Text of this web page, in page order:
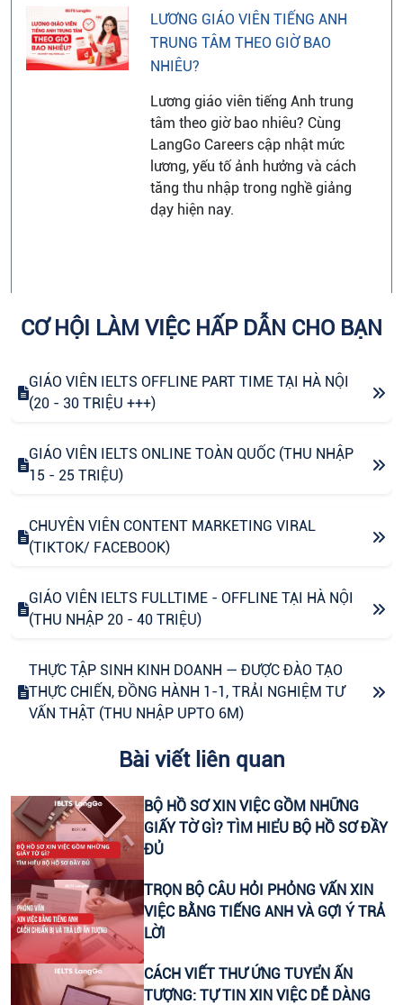
LƯƠNG GIÁO VIÊN TIẾNG ANH
TRUNG TÂM THEO GIỜ BAO
NHIÊU?
Lương giáo viên tiếng Anh trung
tâm theo giờ bao nhiêu? Cùng
LangGo Careers cập nhật mức
lương, yếu tố ảnh hưởng và cách
tăng thu nhập trong nghề giảng
dạy hiện nay.
CƠ HỘI LÀM VIỆC HẤP DẪN CHO BẠN
GIÁO VIÊN IELTS OFFLINE PART TIME TẠI HÀ NỘI
(20 - 30 TRIỆU +++)
GIÁO VIÊN IELTS ONLINE TOÀN QUỐC (THU NHẬP
15 - 25 TRIỆU)
CHUYÊN VIÊN CONTENT MARKETING VIRAL
(TIKTOK/ FACEBOOK)
GIÁO VIÊN IELTS FULLTIME - OFFLINE TẠI HÀ NỘI
(THU NHẬP 20 - 40 TRIỆU)
THỰC TẬP SINH KINH DOANH — ĐƯỢC ĐÀO TẠO
THỰC CHIẾN, ĐỒNG HÀNH 1-1, TRẢI NGHIỆM TƯ
VẤN THẬT (THU NHẬP UPTO 6M)
CHUYÊN VIÊN CONTENT VIRAL (FANPAGE
CTV CONTENT VIRAL TIKTOK
CHUYÊN VIÊN TƯ VẤN GIÁO DỤC (THU NHẬP UPTO
30 TRIỆU)
LEADER SALE/ TRƯỞNG NHÓM KINH DOANH/ TƯ
VẤN TUYỂN SINH
Bài viết liên quan
BỘ HỒ SƠ XIN VIỆC GỒM NHỮNG
GIẤY TỜ GÌ? TÌM HIỂU BỘ HỒ SƠ ĐẦY
ĐỦ
TRỌN BỘ CÂU HỎI PHỎNG VẤN XIN
VIỆC BẰNG TIẾNG ANH VÀ GỢI Ý TRẢ
LỜI
CÁCH VIẾT THƯ ỨNG TUYỂN ẤN
TƯỢNG: TỰ TIN XIN VIỆC DỄ DÀNG